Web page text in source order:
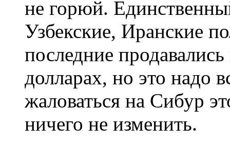
не горюй.
Узбекские, Иранские
последние
долларах, но это надо
жаловаться на Сибур
ничего не изменить.